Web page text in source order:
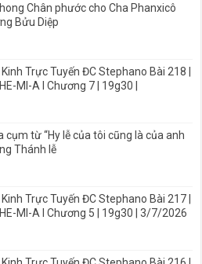
Chân phước cho Cha Phanxicô
Bửu Diệp
Kinh Trực Tuyến ĐC Stephano Bài 218 |
MI-A I Chương 7 | 19g30 |
cụm từ “Hy lễ của tôi cũng là của anh
Thánh lễ
Trực Tuyến ĐC Stephano Bài 217 |
MI-A I Chương 5 | 19g30 | 3/7/2026